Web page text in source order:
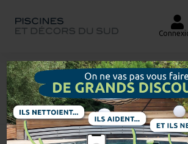
FILTRE
Accueil